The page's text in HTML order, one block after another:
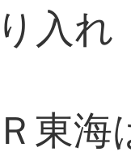
入れ
東海